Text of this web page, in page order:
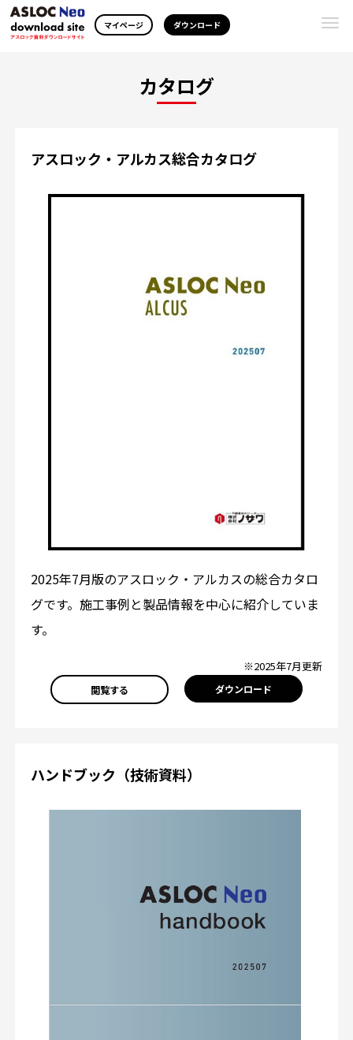
マイページ ダウンロード
カタログ
アスロック・アルカス総合カタログ
2025年7月版のアスロック・アルカスの総合カタロ
グです。施工事例と製品情報を中心に紹介していま
す。
※2025年7月更新
閲覧する ダウンロード
ハンドブック（技術資料）